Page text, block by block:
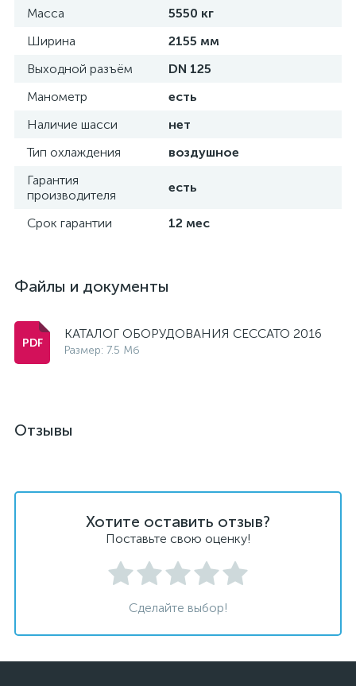
Масса
5550 кг
Ширина
2155 мм
Выходной разъём
DN 125
Манометр
есть
Наличие шасси
нет
Тип охлаждения
воздушное
Гарантия
производителя
есть
Срок гарантии 12 мес
Файлы и документы
КАТАЛОГ ОБОРУДОВАНИЯ CECCATO 2016
Размер: 7.5 Мб
Отзывы
Хотите оставить отзыв?
Поставьте свою оценку!
Сделайте выбор!